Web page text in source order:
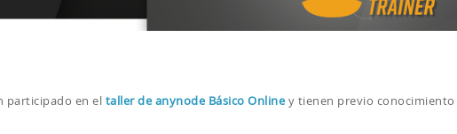
participado en el taller de anynode Básico Onliney tienen previo conocimiento